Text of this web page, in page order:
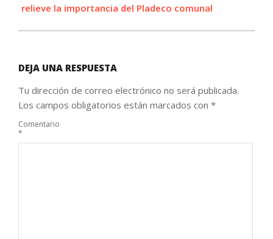
relieve la importancia del Pladeco comunal
DEJA UNA RESPUESTA
Tu dirección de correo electrónico no será publicada.
Los campos obligatorios están marcados con *
Comentario
*